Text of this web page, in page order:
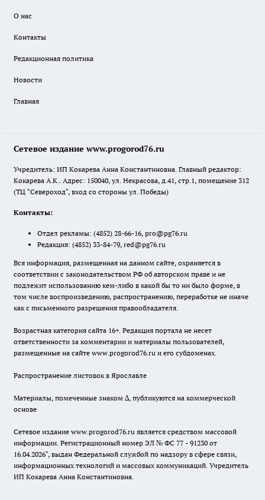
О нас
Контакты
Редакционная политика
Новости
Главная
Сетевое издание www.progorod76.ru
Учредитель: ИП Кокарева Анна Константиновна. Главный редактор:
Кокарева А.К.. Адрес: 150040, ул. Некрасова, д.41, стр.1, помещение 312
(ТЦ "Североход", вход со стороны ул. Победы)
Контакты:
Отдел рекламы: (4852) 28-66-16, pro@pg76.ru
Редакция: (4852) 33-84-79, red@pg76.ru
Вся информация, размещенная на данном сайте, охраняется в
соответствии с законодательством РФ об авторском праве и не
подлежит использованию кем-либо в какой бы то ни было форме, в
том числе воспроизведению, распространению, переработке не иначе
как с письменного разрешения правообладателя.
Возрастная категория сайта 16+. Редакция портала не несет
ответственности за комментарии и материалы пользователей,
размещенные на сайте www.progorod76.ru и его субдоменах.
Распространение листовок в Ярославле
Материалы, помеченные знаком ∆, публикуются на коммерческой
основе
Сетевое издание www.progorod76.ru является средством массовой
информации. Регистрационный номер ЭЛ № ФС 77 - 91230 от
16.04.2026", выдан Федеральной службой по надзору в сфере связи,
информационных технологий и массовых коммуникаций. Учредитель
ИП Кокарева Анна Константиновна.